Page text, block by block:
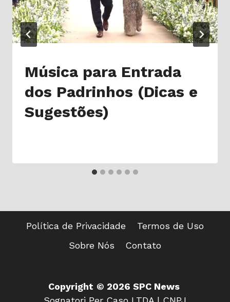
Música para Entrada
dos Padrinhos (Dicas e
Sugestões)
Política de Privacidade
Termos de Uso
Sobre Nós
Contato
Copyright © 2026 SPC News